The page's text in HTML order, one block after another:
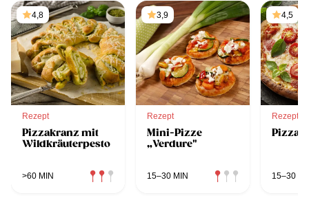
4,8
Rezept
Pizzakranz mit
Wildkräuterpesto
>60 MIN
3,9
Rezept
Mini-Pizze
„Verdure"
15–30 MIN
4,5
Rezept
Pizza
15–30